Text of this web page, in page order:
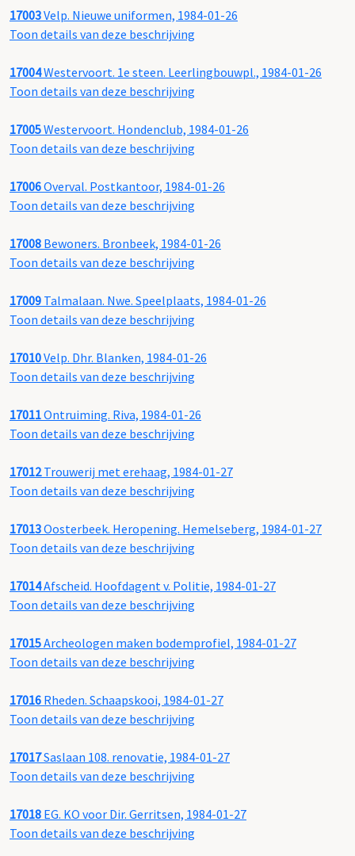
17003Velp. Nieuwe uniformen, 1984-01-26
Toon details van deze beschrijving
17004Westervoort. 1e steen. Leerlingbouwpl., 1984-01-26
Toon details van deze beschrijving
17005Westervoort. Hondenclub, 1984-01-26
Toon details van deze beschrijving
17006Overval. Postkantoor, 1984-01-26
Toon details van deze beschrijving
17008 Bewoners. Bronbeek, 1984-01-26
Toon details van deze beschrijving
17009 Talmalaan. Nwe. Speelplaats, 1984-01-26
Toon details van deze beschrijving
17010Velp. Dhr. Blanken, 1984-01-26
Toon details van deze beschrijving
17011Ontruiming. Riva, 1984-01-26
Toon details van deze beschrijving
17012Trouwerij met erehaag, 1984-01-27
Toon details van deze beschrijving
17013Oosterbeek. Heropening. Hemelseberg, 1984-01-27
Toon details van deze beschrijving
17014Afscheid. Hoofdagent v. Politie, 1984-01-27
Toon details van deze beschrijving
17015Archeologen maken bodemprofiel, 1984-01-27
Toon details van deze beschrijving
17016 Rheden. Schaapskooi, 1984-01-27
Toon details van deze beschrijving
17017Saslaan 108. renovatie, 1984-01-27
Toon details van deze beschrijving
17018 EG. KO voor Dir. Gerritsen, 1984-01-27
Toon details van deze beschrijving